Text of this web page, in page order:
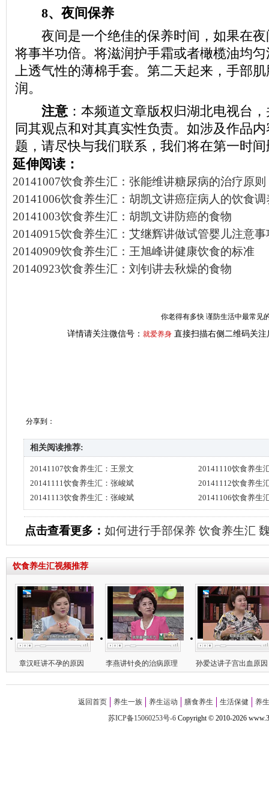
8、夜间保养
夜间是一个绝佳的保养时间，如果在夜
将事半功倍。将滋润护手霜或者橄榄油均
上透气性的薄棉手套。第二天起来，手部
润。
注意 ：本频道文章版权归湖北电视台
同其观点和对其真实性负责。如涉及作品
题，请尽快与我们联系，我们将在第一时
延伸阅读：
20141007饮食养生汇：张能维讲糖尿病的治疗原则
20141006饮食养生汇：胡凯文讲癌症病人的饮食调
20141003饮食养生汇：胡凯文讲防癌的食物
20140915饮食养生汇：艾继辉讲做试管婴儿注意事
20140909饮食养生汇：王旭峰讲健康饮食的标准
20140923饮食养生汇：刘钊讲去秋燥的食物
你老得有多快 谨防生活中最常见
详情请关注微信号： 就爱养身 直接扫描右侧二维码关注
分享到：
相关阅读推荐:
20141107饮食养生汇：王景文
20141110饮食养生
20141111饮食养生汇：张峻斌
20141112饮食养生
20141113饮食养生汇：张峻斌
20141106饮食养生
点击查看更多： 如何进行手部保养 饮食养生汇
饮食养生汇视频推荐
章汉旺讲不孕的原因 李燕讲针灸的治病原理 孙爱达讲子宫出血原因
返回首页 养生一族 养生运动 膳食养生 生活保健
养
苏ICP备15060253号-6Copyright©2010-2026